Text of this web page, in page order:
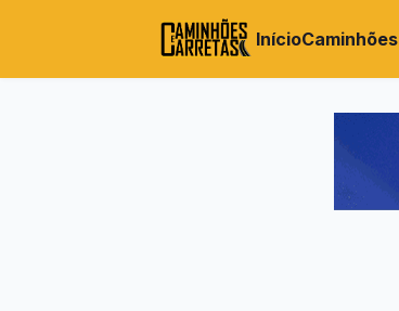
InícioCaminhões